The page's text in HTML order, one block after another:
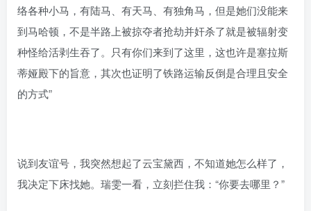
络各种小马，有陆马、有天马、有独角马，但是她们没能来
到马哈顿，不是半路上被掠夺者抢劫并奸杀了就是被辐射变
种怪给活剥生吞了。只有你们来到了这里，这也许是塞拉斯
蒂娅殿下的旨意，其次也证明了铁路运输反倒是合理且安全
的方式”
说到友谊号，我突然想起了云宝黛西，不知道她怎么样了，
我决定下床找她。瑞雯一看，立刻拦住我：“你要去哪里？”